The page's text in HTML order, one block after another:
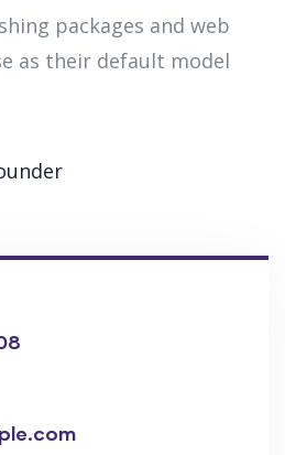
packages and web
as their default model